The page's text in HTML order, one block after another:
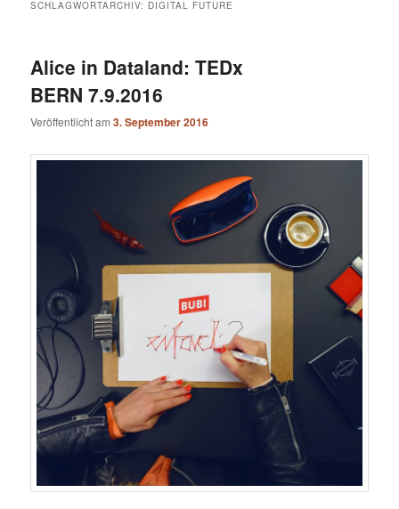
SCHLAGWORTARCHIV: DIGITAL FUTURE
Alice in Dataland: TEDx
BERN 7.9.2016
Veröffentlicht am3. September 2016